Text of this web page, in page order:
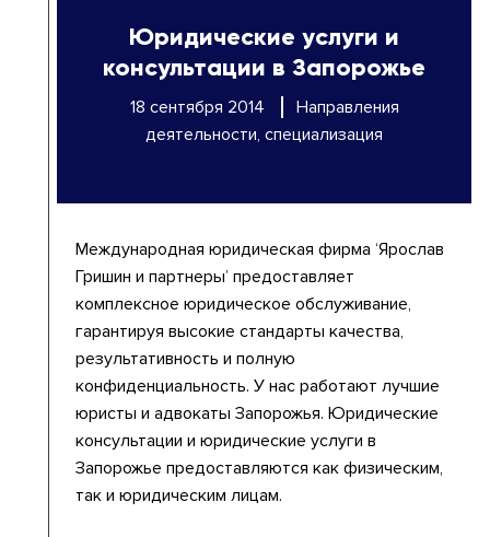
Юридические услуги и
консультации в Запорожье
18 сентября 2014
Направления
деятельности, специализация
Международная юридическая фирма ‘Ярослав
Гришин и партнеры’ предоставляет
комплексное юридическое обслуживание,
гарантируя высокие стандарты качества,
результативность и полную
конфиденциальность. У нас работают лучшие
юристы и адвокаты Запорожья. Юридические
консультации и юридические услуги в
Запорожье предоставляются как физическим,
так и юридическим лицам.